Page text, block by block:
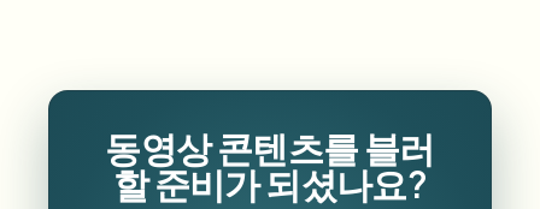
동영상 콘텐츠를 블러
할 준비가 되셨나요?